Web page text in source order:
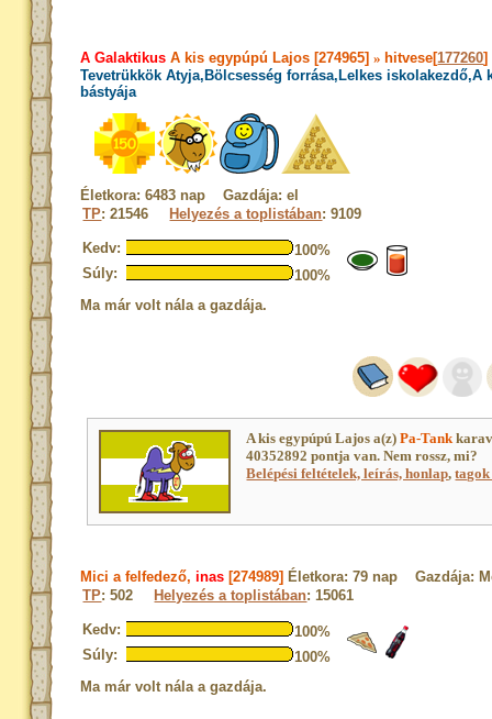
A Galaktikus A kis egypúpú Lajos [274965]» hitvese[177260]
Tevetrükkök Atyja,Bölcsesség forrása,Lelkes iskolakezdő,A
bástyája
Életkora: 6483 nap Gazdája: el
TP: 21546 Helyezés a toplistában: 9109
Kedv:
100%
Súly:
100%
Ma már volt nála a gazdája.
A kis egypúpú Lajos a(z)Pa-Tank
40352892 pontja van. Nem rossz, mi?
Belépési feltételek, leírás, honlap,
Mici a felfedező,inas [274989] Életkora: 79 nap Gazdája:
TP: 502 Helyezés a toplistában: 15061
Kedv:
100%
Súly:
100%
Ma már volt nála a gazdája.